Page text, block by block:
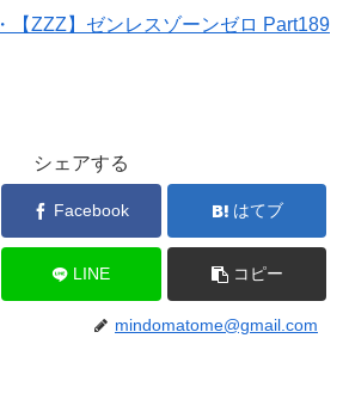
・【ZZZ】ゼンレスゾーンゼロ Part189
シェアする
Facebook はてブ
LINE コピー
mindomatome@gmail.com